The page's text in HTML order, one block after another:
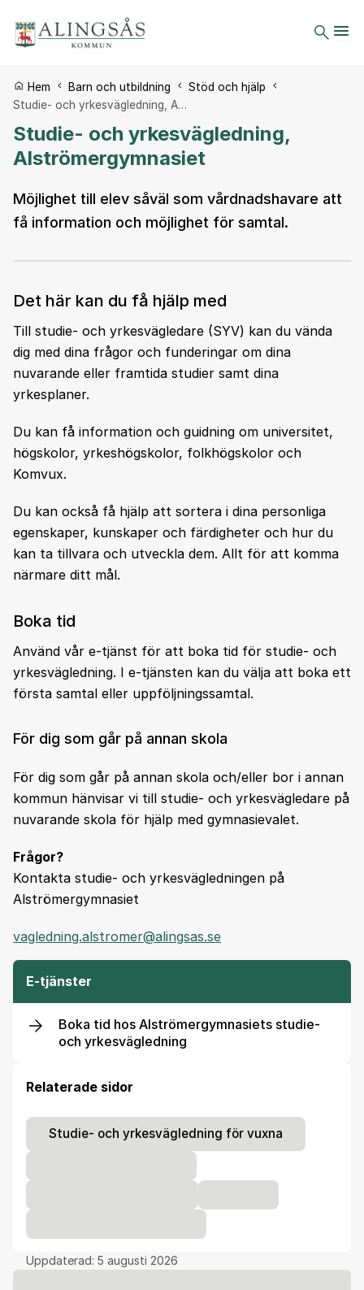
Du är här:
Hem Barn och utbildning
Stöd och hjälp
Studie- och yrkesvägledning, A…
Studie- och yrkesvägledning,
Alströmergymnasiet
Möjlighet till elev såväl som vårdnadshavare att
få information och möjlighet för samtal.
Det här kan du få hjälp med
Till studie- och yrkesvägledare (SYV) kan du vända
dig med dina frågor och funderingar om dina
nuvarande eller framtida studier samt dina
yrkesplaner.
Du kan få information och guidning om universitet,
högskolor, yrkeshögskolor, folkhögskolor och
Komvux.
Du kan också få hjälp att sortera i dina personliga
egenskaper, kunskaper och färdigheter och hur du
kan ta tillvara och utveckla dem. Allt för att komma
närmare ditt mål.
Boka tid
Använd vår e-tjänst för att boka tid för studie- och
yrkesvägledning. I e-tjänsten kan du välja att boka ett
första samtal eller uppföljningssamtal.
För dig som går på annan skola
För dig som går på annan skola och/eller bor i annan
kommun hänvisar vi till studie- och yrkesvägledare på
nuvarande skola för hjälp med gymnasievalet.
Frågor?
Kontakta studie- och yrkesvägledningen på
Alströmergymnasiet
vagledning.alstromer@alingsas.se
E-tjänster
Boka tid hos Alströmergymnasiets studie-
och yrkesvägledning
Relaterade sidor
Studie- och yrkesvägledning för vuxna
Uppdaterad: 5 augusti 2026